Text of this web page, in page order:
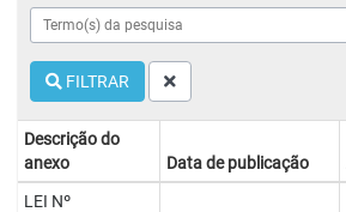
FILTRAR
Descrição do
anexo
Data de publicação
LEI Nº